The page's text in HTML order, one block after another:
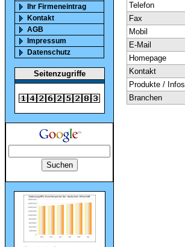
Ihr Firmeneintrag
Kontakt
AGB
Impressum
Datenschutz
Seitenzugriffe
Telefon
Fax
Mobil
E-Mail
Homepage
Kontakt
Produkte / Infos
Branchen